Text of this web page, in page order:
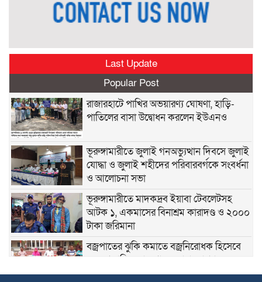
Last Update
Popular Post
রাজারহাটে পাখির অভয়ারণ্য ঘোষণা, হাড়ি-
পাতিলের বাসা উদ্বোধন করলেন ইউএনও
ভূরুঙ্গামারীতে জুলাই গনঅভ্যুত্থান দিবসে জুলাই
যোদ্ধা ও জুলাই শহীদের পরিবারবর্গকে সংবর্ধনা
ও আলোচনা সভা
ভূরুঙ্গামারীতে মাদকদ্রব ইয়াবা টেবলেটসহ
আটক ১, একমাসের বিনাশ্রম কারাদণ্ড ও ২০০০
টাকা জরিমানা
বজ্রপাতের ঝুকি কমাতে বজ্রনিরোধক হিসেবে
দেড় শতাধিক তাল গাছের চারা রোপণ